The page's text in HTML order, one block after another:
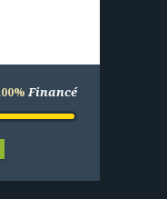
Financé
Financé